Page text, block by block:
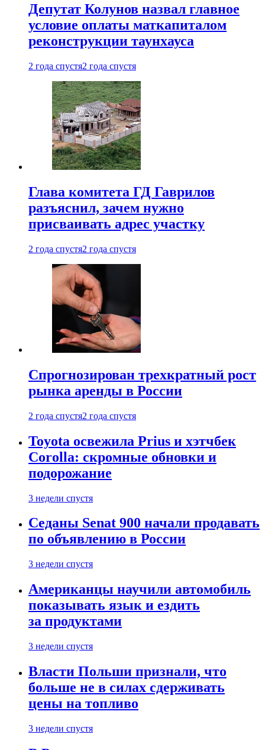
Депутат Колунов назвал главное
условие оплаты маткапиталом
реконструкции таунхауса
2 года спустя2 года спустя
Глава комитета ГД Гаврилов
разъяснил, зачем нужно
присваивать адрес участку
2 года спустя2 года спустя
Спрогнозирован трехкратный рост
рынка аренды в России
2 года спустя2 года спустя
Toyota освежила Prius и хэтчбек
Corolla: скромные обновки и
подорожание
3 недели спустя
Седаны Senat 900 начали продавать
по объявлению в России
3 недели спустя
Американцы научили автомобиль
показывать язык и ездить
за продуктами
3 недели спустя
Власти Польши признали, что
больше не в силах сдерживать
цены на топливо
3 недели спустя